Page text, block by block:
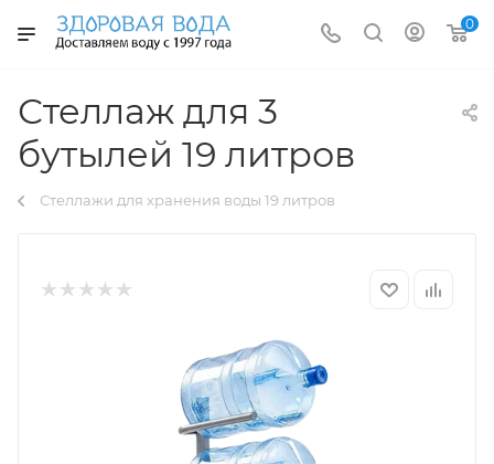
0
Стеллаж для 3
бутылей 19 литров
Стеллажи для хранения воды 19 литров